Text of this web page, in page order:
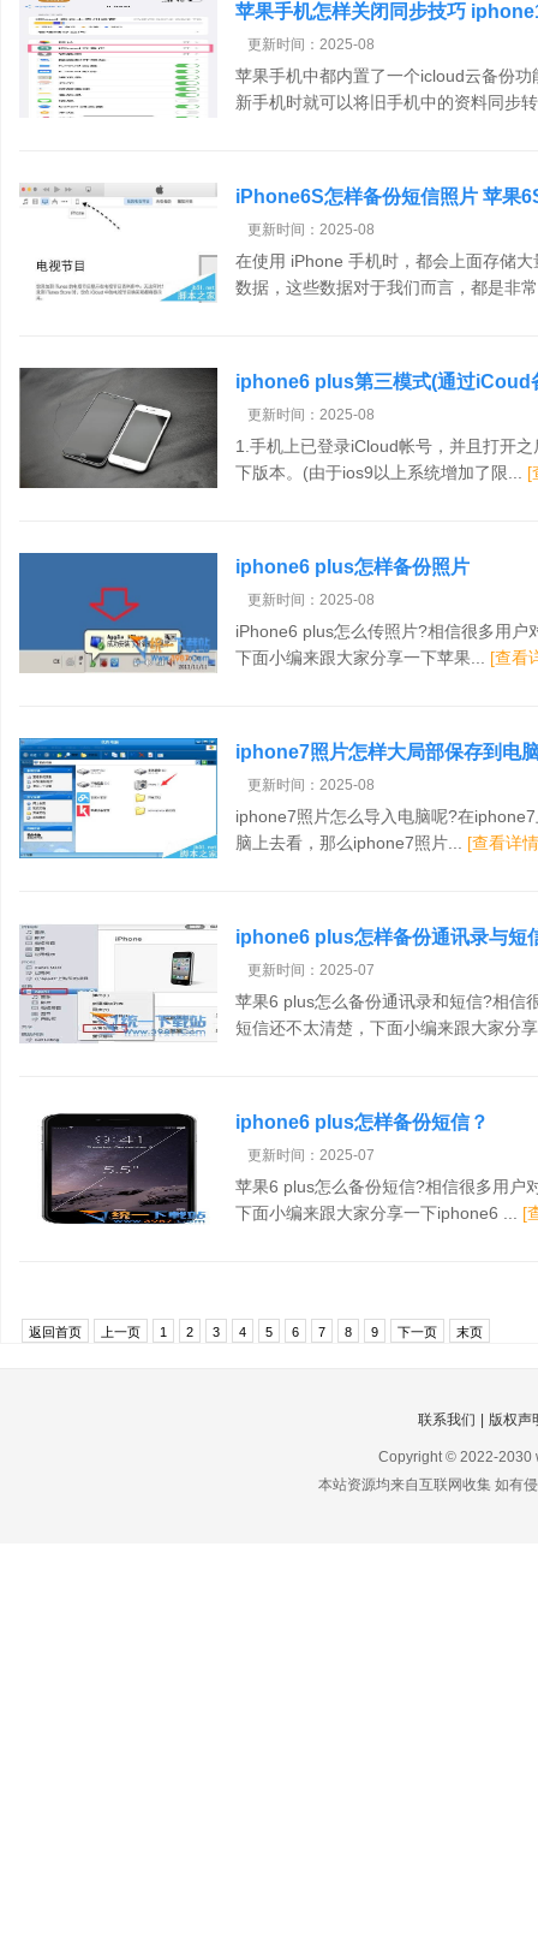
苹果手机怎样关闭同步技巧
更新时间：2025-08
苹果手机中都内置了一个icloud云备份
新手机时就可以将旧手机中的资料同步
iPhone6S怎样备份短信照片 苹果
更新时间：2025-08
在使用 iPhone 手机时，都会上面存储
数据，这些数据对于我们而言，都是非
iphone6 plus第三模式(通过iCoud
更新时间：2025-08
1.手机上已登录iCloud帐号，并且打开
下版本。(由于ios9以上系统增加了限... [
iphone6 plus怎样备份照片
更新时间：2025-08
iPhone6 plus怎么传照片?相信很多用
下面小编来跟大家分享一下苹果... [查看
iphone7照片怎样大局部保存到电
更新时间：2025-08
iphone7照片怎么导入电脑呢?在
脑上去看，那么iphone7照片... [查看详
iphone6 plus怎样备份通讯录与短
更新时间：2025-07
苹果6 plus怎么备份通讯录和短信?相信
短信还不太清楚，下面小编来跟大家分
iphone6 plus怎样备份短信？
更新时间：2025-07
苹果6 plus怎么备份短信?相信很多用户
下面小编来跟大家分享一下iphone6 ... [
返回首页 上一页 1 2 3 4 5 6 7 8 9 下一页 末页
联系我们 版权声
Copyright © 2022-2030
本站资源均来自互联网收集 如有